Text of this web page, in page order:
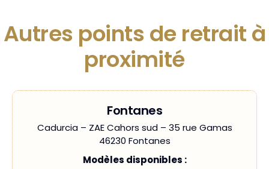
Autres points de retrait à
proximité
Fontanes
Cadurcia – ZAE Cahors sud – 35 rue Gamas
46230 Fontanes
Modèles disponibles :